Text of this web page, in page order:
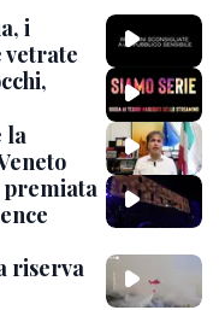
i
vetrate
la
premiata
riserva